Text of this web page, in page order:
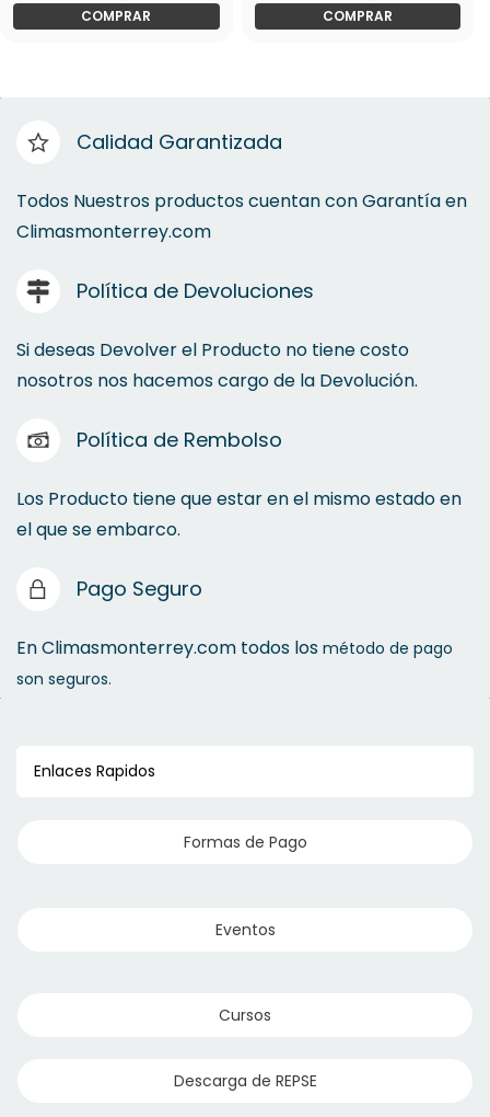
COMPRAR COMPRAR
Calidad Garantizada
Todos Nuestros productos cuentan con Garantía en
Climasmonterrey.com
Política de Devoluciones
Si deseas Devolver el Producto no tiene costo
nosotros nos hacemos cargo de la Devolución.
Política de Rembolso
Los Producto tiene que estar en el mismo estado en
el que se embarco.
Pago Seguro
En Climasmonterrey.com todos los método de pago
son seguros.
Enlaces Rapidos
Formas de Pago
Eventos
Cursos
Descarga de REPSE